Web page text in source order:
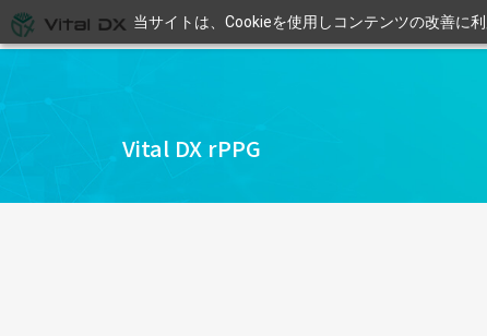
当サイトは、Cookieを使用しコンテンツの改善に
Vital DX rPPG